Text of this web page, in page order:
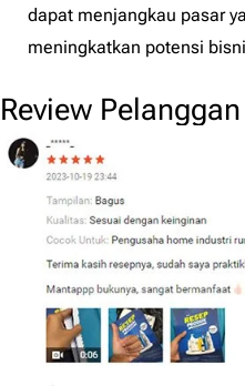
dapat menjangkau pasar
meningkatkan potensi
Review